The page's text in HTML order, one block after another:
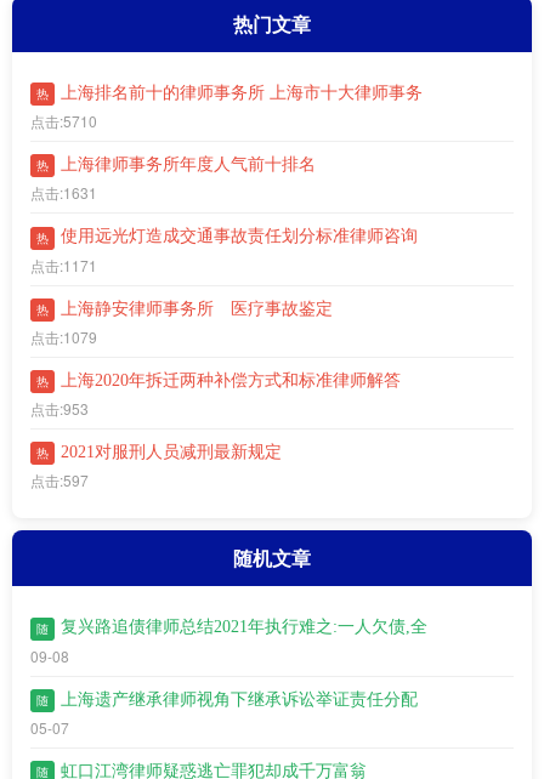
热门文章
热 上海排名前十的律师事务所 上海市十大律师事务
点击:5710
热 上海律师事务所年度人气前十排名
点击:1631
热 使用远光灯造成交通事故责任划分标准律师咨询
点击:1171
热 上海静安律师事务所 医疗事故鉴定
点击:1079
热 上海2020年拆迁两种补偿方式和标准律师解答
点击:953
热 2021对服刑人员减刑最新规定
点击:597
随机文章
随 复兴路追债律师总结2021年执行难之:一人欠债,全
09-08
随 上海遗产继承律师视角下继承诉讼举证责任分配
05-07
随 虹口江湾​律师疑惑逃亡罪犯却成千万富翁